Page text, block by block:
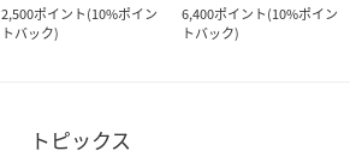
2,500ポイント(10%ポイン
トバック)
6,400ポイント(10%ポイン
トバック)
トピックス